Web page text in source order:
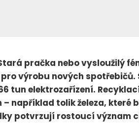
pračka nebo vysloužilý
výrobu nových spotřebičů.
tun elektrozařízení.
například tolik železa, které
potvrzují rostoucí význam